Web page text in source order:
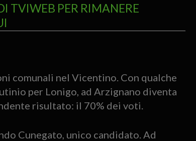
TVIWEB PER RIMANERE
comunali nel Vicentino. Con qualche
per Lonigo, ad Arzignano diventa
risultato: il 70% dei voti.
Cunegato, unico candidato. Ad